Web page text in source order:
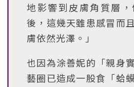
地影響到皮膚角質層
後，這幾天雖患感冒而
膚依然光澤。」
也因為涂善妮的「親身
藝圈已造成一股食「蛤